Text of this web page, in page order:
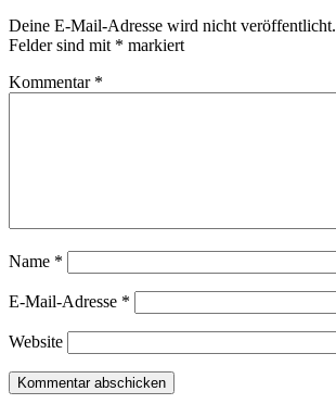
Deine E-Mail-Adresse wird nicht veröffentlicht.
Felder sind mit * markiert
Kommentar *
Name *
E-Mail-Adresse *
Website